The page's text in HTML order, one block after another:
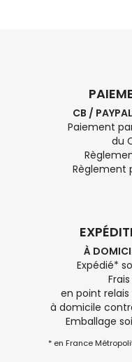
CB /
Paiement
du
Règlement
À
Expédié*
en point
à domicile
Emballage
* en France